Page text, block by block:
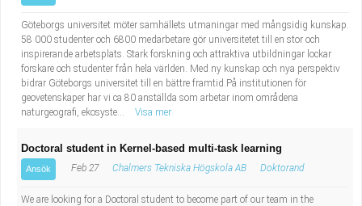
Göteborgs universitet möter samhällets utmaningar med mångsidig kunskap.
58 000 studenter och 6800 medarbetare gör universitetet till en stor och
inspirerande arbetsplats. Stark forskning och attraktiva utbildningar lockar
forskare och studenter från hela världen. Med ny kunskap och nya perspektiv
bidrar Göteborgs universitet till en bättre framtid.På institutionen för
geovetenskaper har vi ca 80 anställda som arbetar inom områdena
naturgeografi, ekosyste...
Visa mer
Doctoral student in Kernel-based multi-task learning
Ansök Feb 27 Chalmers Tekniska Högskola AB Doktorand
We are looking for a Doctoral student to become part of our team in the